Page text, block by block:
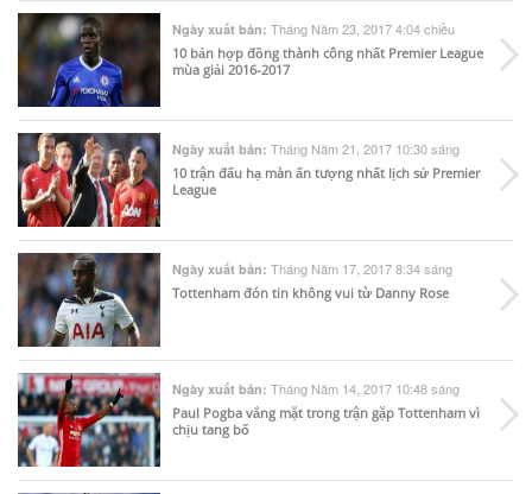
Ngày xuất bản: Tháng Năm 23, 2017 4:04 chiều
10 bản hợp đồng thành công nhất Premier League
mùa giải 2016-2017
Ngày xuất bản: Tháng Năm 21, 2017 10:30 sáng
10 trận đấu hạ màn ấn tượng nhất lịch sử Premier
League
Ngày xuất bản: Tháng Năm 17, 2017 8:34 sáng
Tottenham đón tin không vui từ Danny Rose
Ngày xuất bản: Tháng Năm 14, 2017 10:48 sáng
Paul Pogba vắng mặt trong trận gặp Tottenham vì
chịu tang bố